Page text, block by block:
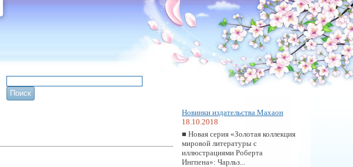
Новинки издательства Махаон
18.10.2018
■ Новая серия «Золотая коллекция
мировой литературы с
иллюстрациями Роберта
Ингпена»: Чарльз...